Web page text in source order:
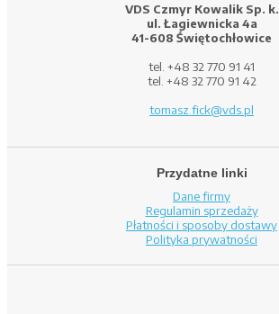
VDS Czmyr Kowalik Sp. k.
ul. Łagiewnicka 4a
41-608 Świętochłowice
tel. +48 32 770 91 41
tel. +48 32 770 91 42
tomasz.fick@vds.pl
Przydatne linki
Dane firmy
Regulamin sprzedaży
Płatności i sposoby dostawy
Polityka prywatności